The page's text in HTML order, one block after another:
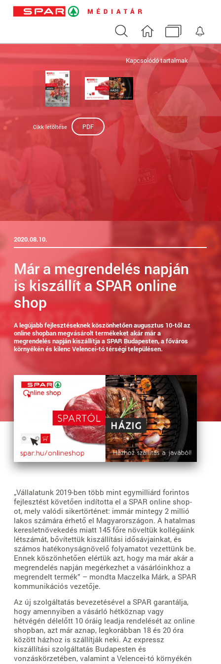
Keresés Nyitóoldal Médiatár
Kapcsolódó tartalmak
Cikk letöltése PDF
2020.08.10.
Már a megrendelés napján
is kiszállít a SPAR online
shop
A legújabb fejlesztéseknek köszönhetően augusztus 10-től az
online shopbanmegvásárolt termékeket akár már a
megrendelés napján kiszállítja a SPAR Budapesten, a főváros
környékén és kilenc Velencei-tó térségi településen.
„Vállalatunk 2019-ben több mint egymilliárd forintos
fejlesztést követően indította el a SPAR online shop-
ot, mely valódi sikertörténet: immár mintegy 2 millió
lakos számára érhető el Magyarországon. A hatalmas
keresletnövekedés miatt 145 főre növeltük kollégáink
létszámát, bővítettük kiszállítási idősávjainkat, és
számos hatékonyságnövelő folyamatot vezettünk be.
Ennek köszönhetően elértük azt, hogy ma már akár a
megrendelés napján megérkezhet a vásárlóinkhoz a
megrendelt termék” – mondta Maczelka Márk, a SPAR
kommunikációs vezetője.
Az új szolgáltatás bevezetésével a SPAR garantálja,
hogy amennyiben a vásárló hétköznap vagy
hétvégén délelőtt 10 óráig leadja rendelését az online
shopban, azt már aznap, legkorábban 18 és 20 óra
között házhoz is szállítják neki. Az expressz
kiszállítási szolgáltatás Budapesten és
vonzáskörzetében, valamint a Velencei-tó környékén